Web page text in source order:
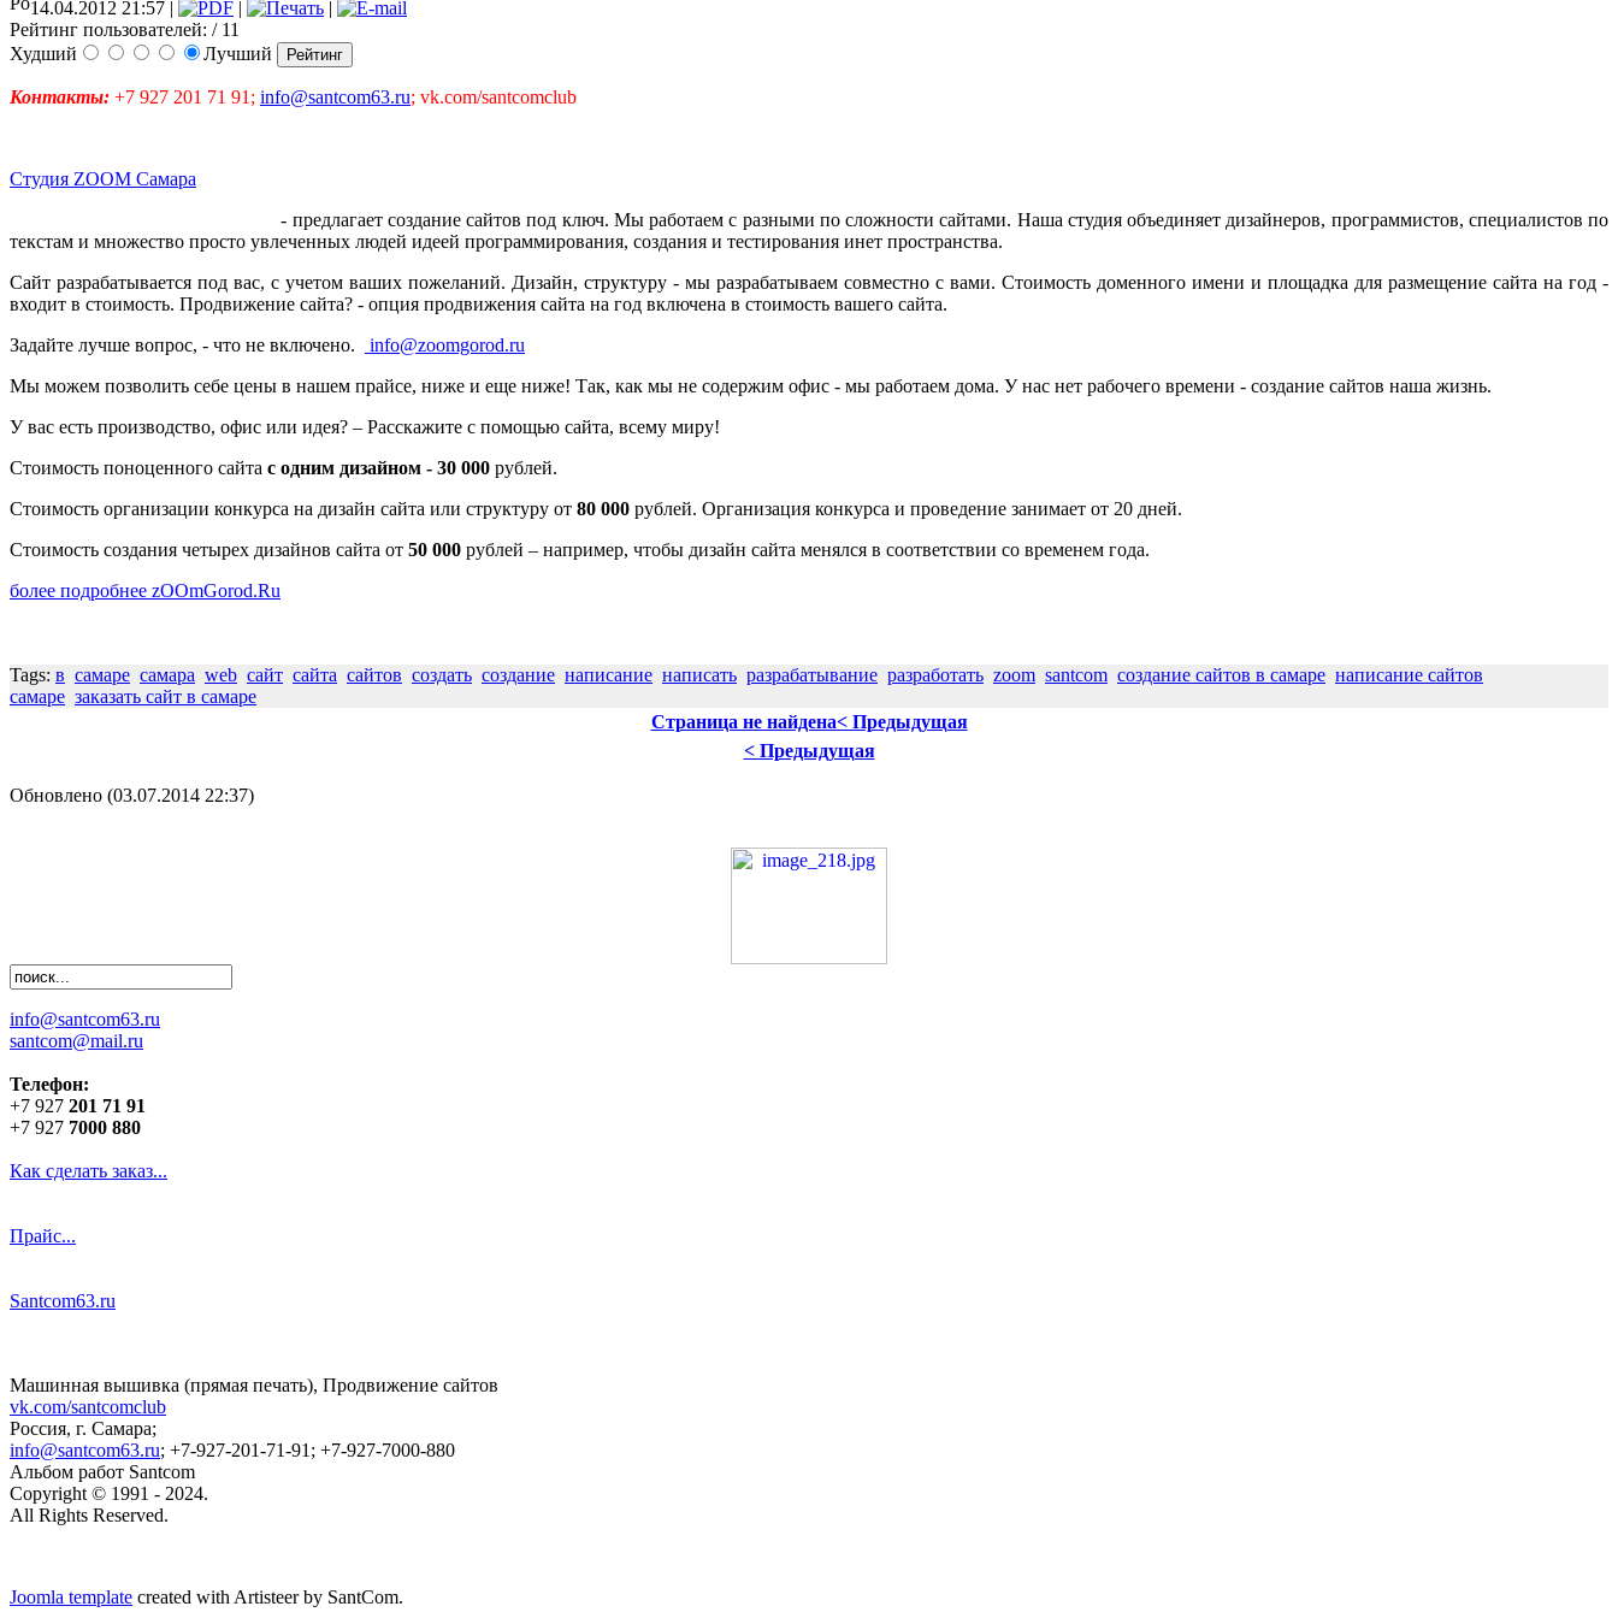
14.04.2012 21:57 | |
|
Рейтинг пользователей: / 11
Худший
Лучший
Контакты: +7 927 201 71 91; info@santcom63.ru; vk.com/santcomclub
Студия ZOOM Самара
- предлагает создание сайтов под ключ. Мы работаем с разными по сложности сайтами. Наша студия объединяет дизайнеров, программистов, специалистов по
текстам и множество просто увлеченных людей идеей программирования, создания и тестирования инет пространства.
Сайт разрабатывается под вас, с учетом ваших пожеланий. Дизайн, структуру - мы разрабатываем совместно с вами. Стоимость доменного имени и площадка для размещение сайта на год -
входит в стоимость. Продвижение сайта? - опция продвижения сайта на год включена в стоимость вашего сайта.
Задайте лучше вопрос, - что не включено.
info@zoomgorod.ru
Мы можем позволить себе цены в нашем прайсе, ниже и еще ниже! Так, как мы не содержим офис - мы работаем дома. У нас нет рабочего времени - создание сайтов наша жизнь.
У вас есть производство, офис или идея? – Расскажите с помощью сайта, всему миру!
Стоимость поноценного сайта с одним дизайном - 30 000 рублей.
Стоимость организации конкурса на дизайн сайта или структуру от 80 000 рублей. Организация конкурса и проведение занимает от 20 дней.
Стоимость создания четырех дизайнов сайта от 50 000 рублей – например, чтобы дизайн сайта менялся в соответствии со временем года.
более подробнее zOOmGorod.Ru
Tags: в самаре самара web сайт сайта сайтов создать создание написание написать разрабатывание разработать zoom santcom создание сайтов в самаре написание сайтов
самаре заказать сайт в самаре
Страница не найдена< Предыдущая
< Предыдущая
Обновлено (03.07.2014 22:37)
info@santcom63.ru
santcom@mail.ru
Телефон:
+7 927 201 71 91
+7 927 7000 880
Как сделать заказ...
Прайс...
Santcom63.ru
Машинная вышивка (прямая печать), Продвижение сайтов
vk.com/santcomclub
Россия, г. Самара;
info@santcom63.ru; +7-927-201-71-91; +7-927-7000-880
Альбом работ Santcom
Copyright © 1991 - 2024.
All Rights Reserved.
Joomla template created with Artisteer by SantCom.